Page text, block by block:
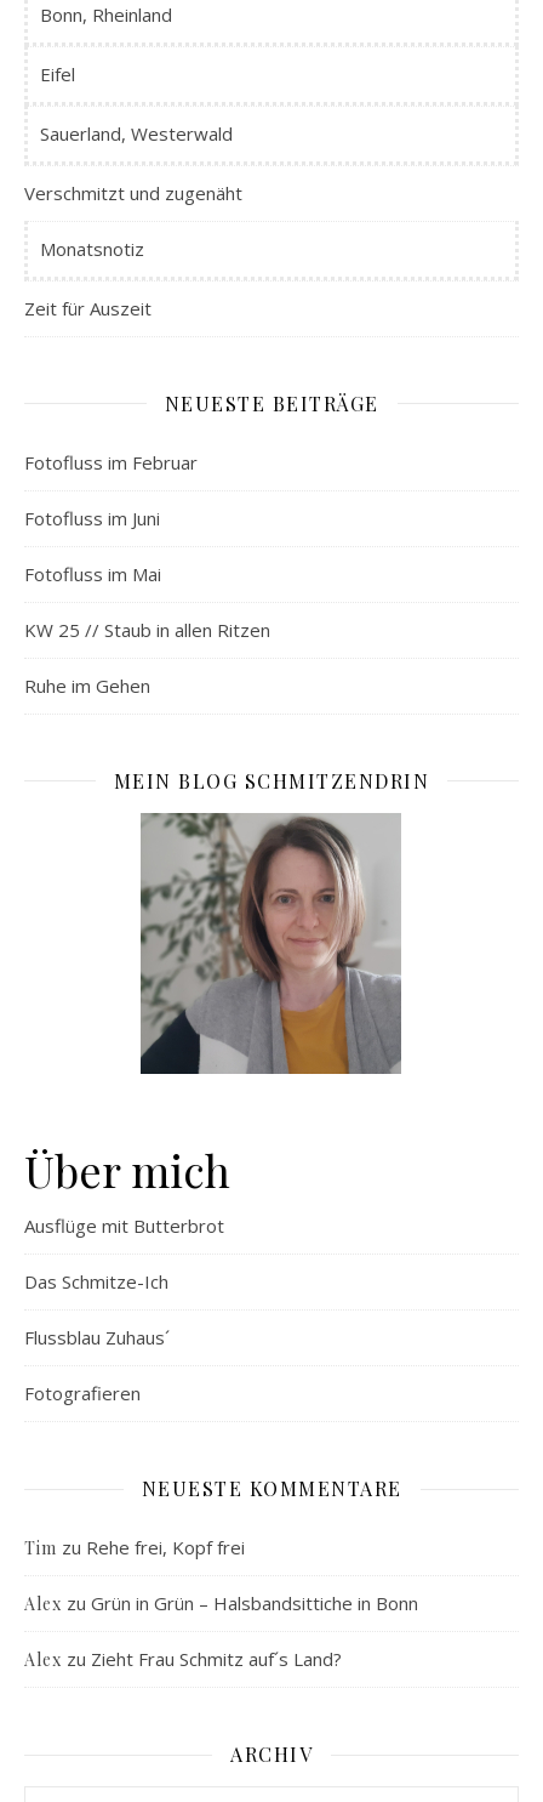
Bonn, Rheinland
Eifel
Sauerland, Westerwald
Verschmitzt und zugenäht
Monatsnotiz
Zeit für Auszeit
NEUESTE BEITRÄGE
Fotofluss im Februar
Fotofluss im Juni
Fotofluss im Mai
KW 25 // Staub in allen Ritzen
Ruhe im Gehen
MEIN BLOG SCHMITZENDRIN
Über mich
Ausflüge mit Butterbrot
Das Schmitze-Ich
Flussblau Zuhaus´
Fotografieren
NEUESTE KOMMENTARE
Tim zu Rehe frei, Kopf frei
Alex zu Grün in Grün – Halsbandsittiche in Bonn
Alex zu Zieht Frau Schmitz auf´s Land?
ARCHIV